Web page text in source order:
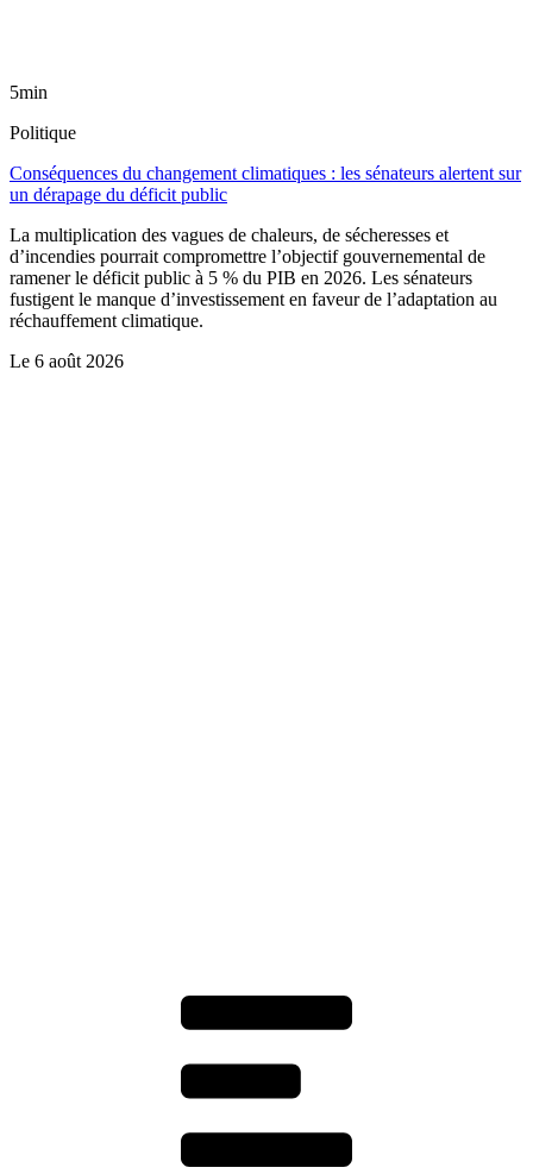
5min
Politique
Conséquences du changement climatiques : les sénateurs alertent sur
un dérapage du déficit public
La multiplication des vagues de chaleurs, de sécheresses et
d’incendies pourrait compromettre l’objectif gouvernemental de
ramener le déficit public à 5 % du PIB en 2026. Les sénateurs
fustigent le manque d’investissement en faveur de l’adaptation au
réchauffement climatique.
Le 6 août 2026